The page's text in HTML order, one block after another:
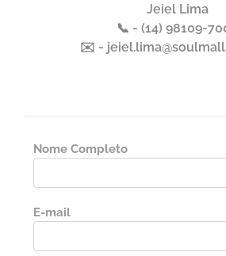
Jeiel Lima
📞 - (14) 98109-
✉️ -
Nome Completo
E-mail